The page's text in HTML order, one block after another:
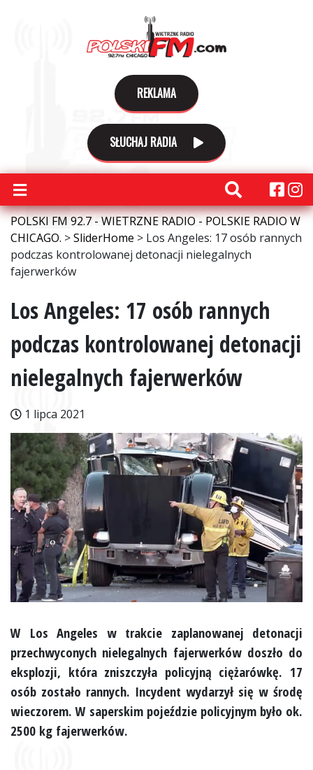
REKLAMA
SŁUCHAJ RADIA
POLSKI FM 92.7 - WIETRZNE RADIO - POLSKIE RADIO W
CHICAGO. >SliderHome > Los Angeles: 17 osób rannych
podczas kontrolowanej detonacji nielegalnych
fajerwerków
Los Angeles: 17 osób rannych
podczas kontrolowanej detonacji
nielegalnych fajerwerków
1 lipca 2021
W Los Angeles w trakcie zaplanowanej detonacji
przechwyconych nielegalnych fajerwerków doszło do
eksplozji, która zniszczyła policyjną ciężarówkę. 17
osób zostało rannych. Incydent wydarzył się w środę
wieczorem. W saperskim pojeździe policyjnym było ok.
2500 kg fajerwerków.